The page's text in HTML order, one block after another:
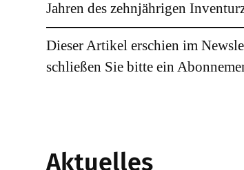
Jahren des zehnjährigen
Dieser Artikel erschien im
schließen Sie bitte ein
Aktuelles